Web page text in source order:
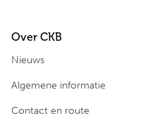
Over CKB
Nieuws
Algemene informatie
Contact en route